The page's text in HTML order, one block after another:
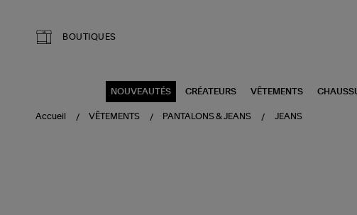
BOUTIQUES
NOUVEAUTÉS CRÉATEURS VÊTEMENTS
Accueil VÊTEMENTS PANTALONS & JEANS JEANS